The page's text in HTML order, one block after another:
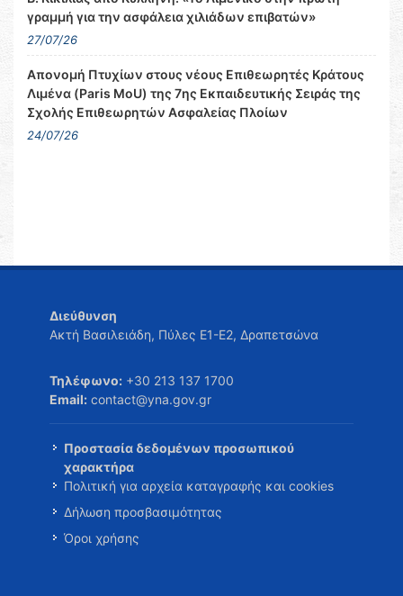
γραμμή για την ασφάλεια χιλιάδων επιβατών»
27/07/26
Απονομή Πτυχίων στους νέους Επιθεωρητές Κράτους
Λιμένα (Paris MoU) της 7ης Εκπαιδευτικής Σειράς της
Σχολής Επιθεωρητών Ασφαλείας Πλοίων
24/07/26
Διεύθυνση
Ακτή Βασιλειάδη, Πύλες Ε1-Ε2, Δραπετσώνα
Τηλέφωνο: +30 213 137 1700
Email: contact@yna.gov.gr
Προστασία δεδομένων προσωπικού
χαρακτήρα
Πολιτική για αρχεία καταγραφής και cookies
Δήλωση προσβασιμότητας
Όροι χρήσης